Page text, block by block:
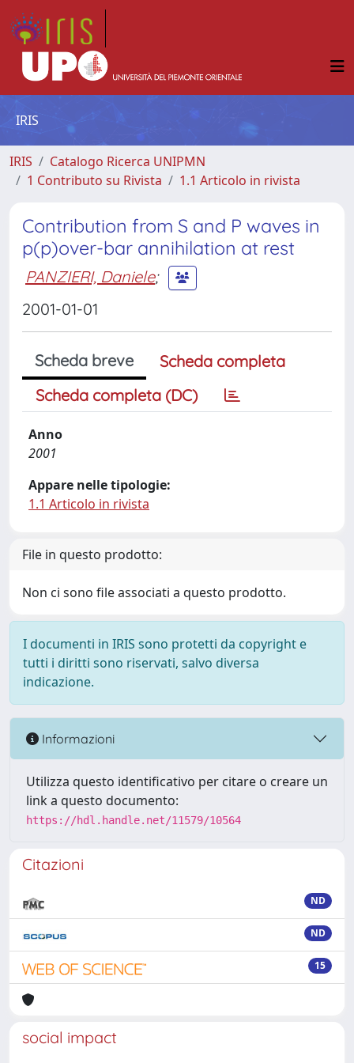
IRIS
IRIS
Catalogo Ricerca UNIPMN
1 Contributo su Rivista
1.1 Articolo in rivista
Contribution from S and P waves in
p(p)over-bar annihilation at rest
PANZIERI, Daniele;
2001-01-01
Scheda breve
Scheda completa
Scheda completa (DC)
Anno
2001
Appare nelle tipologie:
1.1 Articolo in rivista
File in questo prodotto:
Non ci sono file associati a questo prodotto.
I documenti in IRIS sono protetti da copyright e
tutti i diritti sono riservati, salvo diversa
indicazione.
Informazioni
Utilizza questo identificativo per citare o creare un
link a questo documento:
https://hdl.handle.net/11579/10564
Citazioni
ND
ND
15
social impact